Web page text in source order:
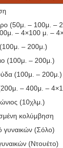
(50μ. – 100μ. –
– 4×100 μ. –
– 200μ.)
(100μ. – 200μ.)
(100μ. – 200μ.)
– 400μ. –
(10χλμ.)
κολύμβηση
γυναικών (Σόλο)
(Ντουέτο)